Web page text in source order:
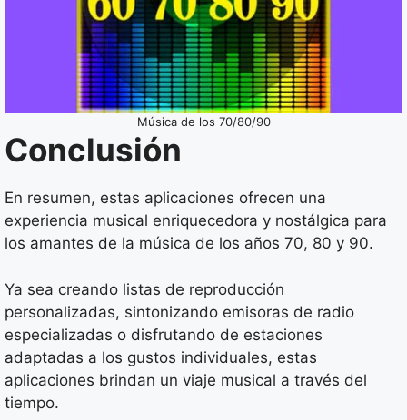
Música de los 70/80/90
Conclusión
En resumen, estas aplicaciones ofrecen una
experiencia musical enriquecedora y nostálgica para
los amantes de la música de los años 70, 80 y 90.
Ya sea creando listas de reproducción
personalizadas, sintonizando emisoras de radio
especializadas o disfrutando de estaciones
adaptadas a los gustos individuales, estas
aplicaciones brindan un viaje musical a través del
tiempo.